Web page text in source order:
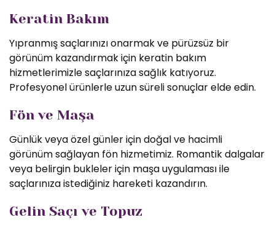
Keratin Bakım
Yıpranmış saçlarınızı onarmak ve pürüzsüz bir
görünüm kazandırmak için keratin bakım
hizmetlerimizle saçlarınıza sağlık katıyoruz.
Profesyonel ürünlerle uzun süreli sonuçlar elde edin.
Fön ve Maşa
Günlük veya özel günler için doğal ve hacimli
görünüm sağlayan fön hizmetimiz. Romantik dalgalar
veya belirgin bukleler için maşa uygulaması ile
saçlarınıza istediğiniz hareketi kazandırın.
Gelin Saçı ve Topuz